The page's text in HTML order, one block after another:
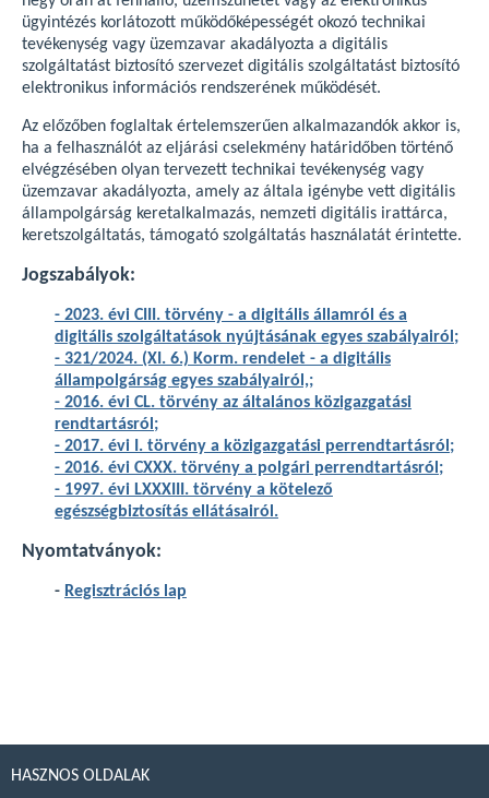
ügyintézés korlátozott működőképességét okozó technikai
tevékenység vagy üzemzavar akadályozta a digitális
szolgáltatást biztosító szervezet digitális szolgáltatást biztosító
elektronikus információs rendszerének működését.
Az előzőben foglaltak értelemszerűen alkalmazandók akkor is,
ha a felhasználót az eljárási cselekmény határidőben történő
elvégzésében olyan tervezett technikai tevékenység vagy
üzemzavar akadályozta, amely az általa igénybe vett digitális
állampolgárság keretalkalmazás, nemzeti digitális irattárca,
keretszolgáltatás, támogató szolgáltatás használatát érintette.
Jogszabályok:
- 2023. évi CIII. törvény - a digitális államról és a
digitális szolgáltatások nyújtásának egyes szabályairól ;
- 321/2024. (XI. 6.) Korm. rendelet - a digitális
állampolgárság egyes szabályairól,;
- 2016. évi CL. törvény az általános közigazgatási
rendtartásról;
- 2017. évi I. törvény a közigazgatási perrendtartásról;
- 2016. évi CXXX. törvény a polgári perrendtartásról;
- 1997. évi LXXXIII. törvény a kötelező
egészségbiztosítás ellátásairól.
Nyomtatványok:
- Regisztrációs lap
HASZNOS OLDALAK